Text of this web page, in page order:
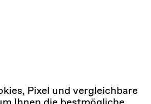
Pixel und vergleichbare